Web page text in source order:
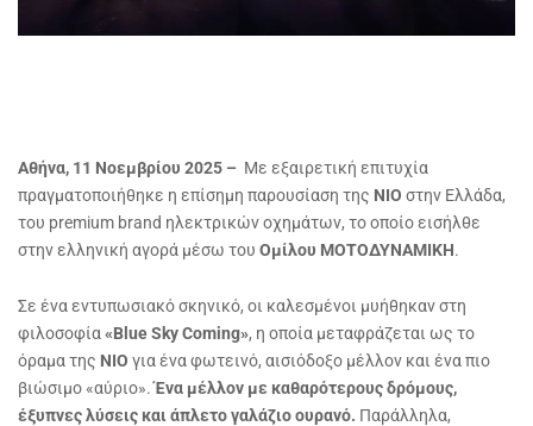
Αθήνα, 11 Νοεμβρίου 2025 – Με εξαιρετική επιτυχία
πραγματοποιήθηκε η επίσημη παρουσίαση της NIO στην Ελλάδα,
του premium brand ηλεκτρικών οχημάτων, το οποίο εισήλθε
στην ελληνική αγορά μέσω του Ομίλου ΜΟΤΟΔΥΝΑΜΙΚΗ.
Σε ένα εντυπωσιακό σκηνικό, οι καλεσμένοι μυήθηκαν στη
φιλοσοφία «BlueSkyComing», η οποία μεταφράζεται ως το
όραμα της NIO για ένα φωτεινό, αισιόδοξο μέλλον και ένα πιο
βιώσιμο «αύριο».Ένα μέλλον με καθαρότερους δρόμους,
έξυπνες λύσεις και άπλετο γαλάζιο ουρανό. Παράλληλα,